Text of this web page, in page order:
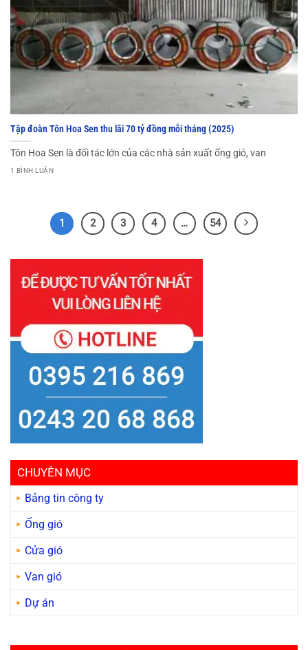
Tập đoàn Tôn Hoa Sen thu lãi 70 tỷ đồng mỗi tháng (2025)
Tôn Hoa Sen là đối tác lớn của các nhà sản xuất ống gió, van
1 BÌNH LUẬN
1 2 3 4 … 54
CHUYÊN MỤC
Bảng tin công ty
Ống gió
Cửa gió
Van gió
Dự án